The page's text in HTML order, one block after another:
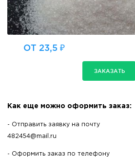
ОТ 23,5 ₽
ЗАКАЗАТЬ
Как еще можно оформить заказ:
- Отправить заявку на почту
482454@mail.ru
- Оформить заказ по телефону